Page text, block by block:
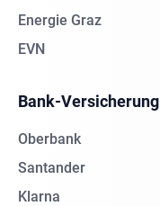
Energie Graz
EVN
Bank-Versicherung
Oberbank
Santander
Klarna